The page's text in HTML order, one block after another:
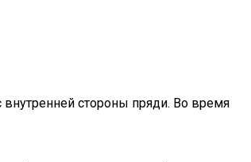
стороны пряди. Во время